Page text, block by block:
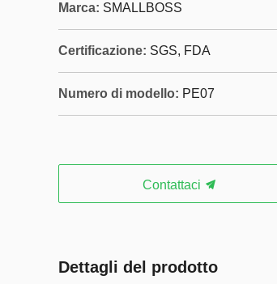
Marca: SMALLBOSS
Certificazione: SGS, FDA
Numero di modello: PE07
Contattaci
Dettagli del prodotto